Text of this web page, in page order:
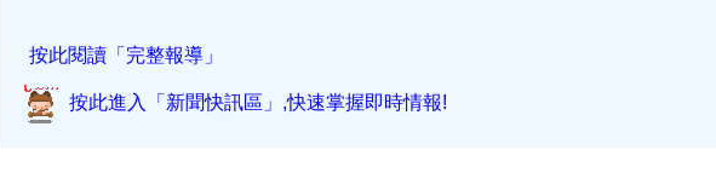
按此閱讀「完整報導」
按此進入「新聞快訊區」,快速掌握即時情報!